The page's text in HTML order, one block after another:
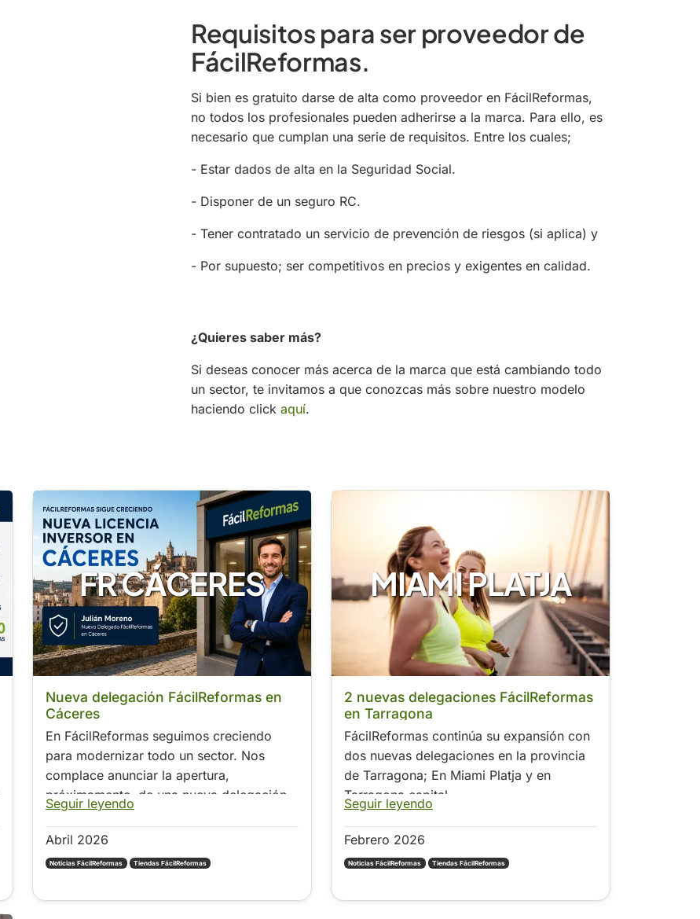
Requisitos para ser proveedor de
FácilReformas.
Si bien es gratuito darse de alta como proveedor en FácilReformas,
no todos los profesionales pueden adherirse a la marca. Para ello, es
necesario que cumplan una serie de requisitos. Entre los cuales;
- Estar dados de alta en la Seguridad Social.
- Disponer de un seguro RC.
- Tener contratado un servicio de prevención de riesgos (si aplica) y
- Por supuesto; ser competitivos en precios y exigentes en calidad.
¿Quieres saber más?
Si deseas conocer más acerca de la marca que está cambiando todo
un sector, te invitamos a que conozcas más sobre nuestro modelo
haciendo click aquí.
FR CÁCERES
Nueva delegación FácilReformas en
Cáceres
En FácilReformas seguimos creciendo
para modernizar todo un sector. Nos
complace anunciar la apertura,
próximamente, de una nueva delegación
en Cáceres capital.
Seguir leyendo
Abril 2026
Noticias FácilReformas Tiendas FácilReformas
MIAMI PLATJA
2 nuevas delegaciones FácilReformas
en Tarragona
FácilReformas continúa su expansión con
dos nuevas delegaciones en la provincia
de Tarragona; En Miami Platja y en
Tarragona capital.
Seguir leyendo
Febrero 2026
Noticias FácilReformas Tiendas FácilReformas